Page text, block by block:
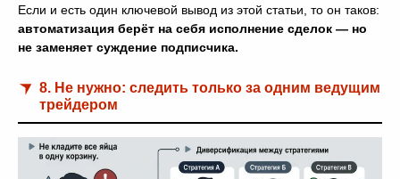
Если и есть один ключевой вывод из этой статьи, то он таков:
автоматизация берёт на себя исполнение сделок — но
не заменяет суждение подписчика.
8. Не нужно: следить только за одним ведущим
трейдером